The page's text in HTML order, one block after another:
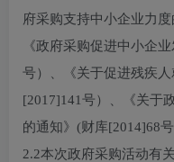
府采购支持中小企业力
《政府采购促进中小企
号）、《关于促进残疾
[2017]141号）、《关于
的通知》(财库[2014]68号
2.2本次政府采购活动有